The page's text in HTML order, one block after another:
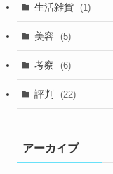
生活雑貨 (1)
美容 (5)
考察 (6)
評判 (22)
アーカイブ